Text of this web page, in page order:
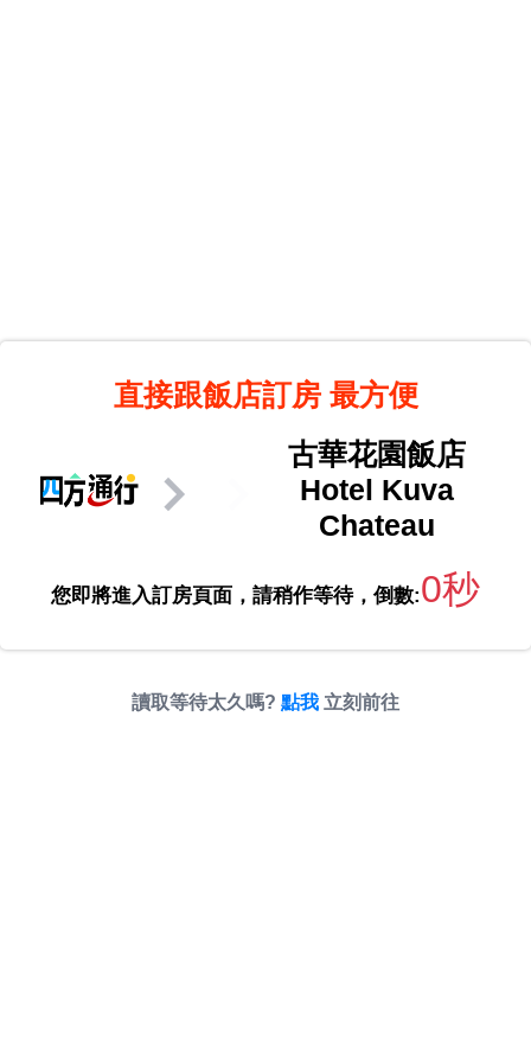
直接跟飯店訂房 最方便
古華花園飯店
Hotel Kuva
Chateau
您即將進入訂房頁面，請稍作等待，倒數:0秒
讀取等待太久嗎? 點我 立刻前往